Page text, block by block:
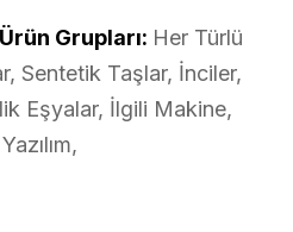
Grupları: Her Türlü
Sentetik Taşlar, İnciler,
Eşyalar, İlgili Makine,